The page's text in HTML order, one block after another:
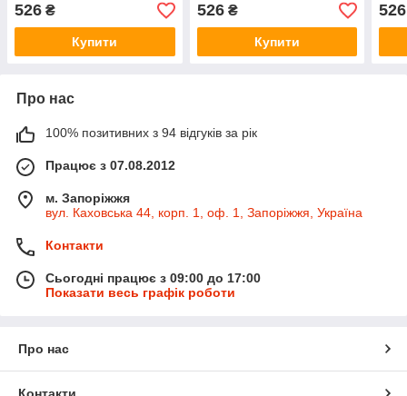
526 ₴
Купити
526₴
Купити
526
Про нас
100% позитивних з 94 відгуків за рік
Працює з 07.08.2012
м. Запоріжжя
вул. Каховська 44, корп. 1, оф. 1, Запоріжжя, Україна
Контакти
Сьогодні працює з 09:00 до 17:00
Показати весь графік роботи
Про нас